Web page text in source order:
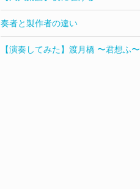
奏者と製作者の違い
【演奏してみた】渡月橋 〜君想ふ〜